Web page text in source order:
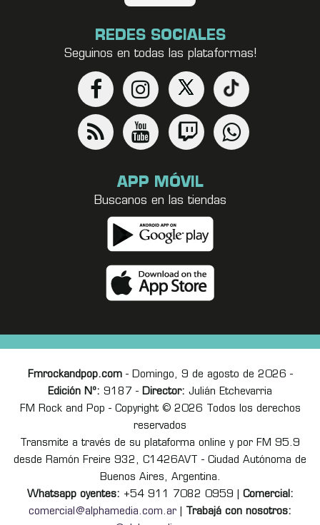
REDES SOCIALES
Seguinos en todas las plataformas!
APP MÓVIL
Buscanos en las tiendas
Fmrockandpop.com- Domingo, 9 de agosto de 2026 -
Edición Nº: 9187 - Director: Julián Etchevarria
FM Rock and Pop - Copyright © 2026 Todos los derechos
reservados
Transmite a través de su plataforma online y por FM 95.9
desde Ramón Freire 932, C1426AVT - Ciudad Autónoma de
Buenos Aires, Argentina.
Whatsapp oyentes: +54 911 7082 0959 | Comercial:
comercial@alphamedia.com.ar
Trabajá con nosotros: